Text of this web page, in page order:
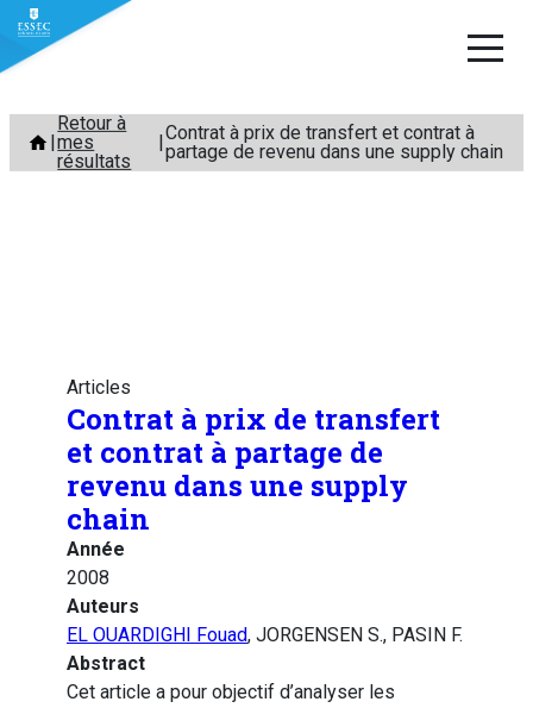
Aller
contenu
Retour à
mes
résultats
Contrat à prix de transfert et contrat à
partage de revenu dans une supply chain
Articles
Contrat à prix de transfert
et contrat à partage de
revenu dans une supply
chain
Année
2008
Auteurs
EL OUARDIGHI Fouad, JORGENSEN S., PASIN F.
Abstract
Cet article a pour objectif d’analyser les